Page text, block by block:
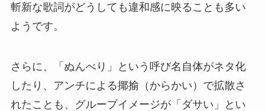
斬新な歌詞がどうしても違和感に映ることも多い
ようです。
さらに、「ぬんべり」という呼び名自体がネタ化
したり、アンチによる揶揄（からかい）で拡散さ
れたことも、グループイメージが「ダサい」とい